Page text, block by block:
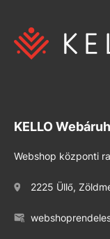
KELLO
Webshop központi
2225 Üllő,